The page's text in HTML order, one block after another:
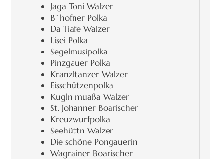
Jaga Toni Walzer
B´hofner Polka
Da Tiafe Walzer
Lisei Polka
Segelmusipolka
Pinzgauer Polka
Kranzltanzer Walzer
Eisschützenpolka
Kugln muaßa Walzer
St. Johanner Boarischer
Kreuzwurfpolka
Seehüttn Walzer
Die schöne Pongauerin
Wagrainer Boarischer